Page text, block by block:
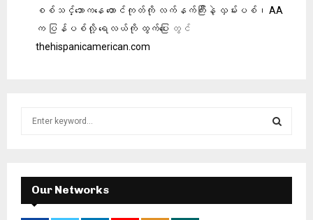
စစ်သင်္ဘောကနေ တောင်ကုတ်ကို လက်နက်ကြီးနဲ့ လှမ်းပစ်၊ AA
က ပြန်ပစ်လို့ ရေလယ်ကို ထွက်ပြေး တွင်
thehispanicamerican.com
f
o
E
A
Our Networks